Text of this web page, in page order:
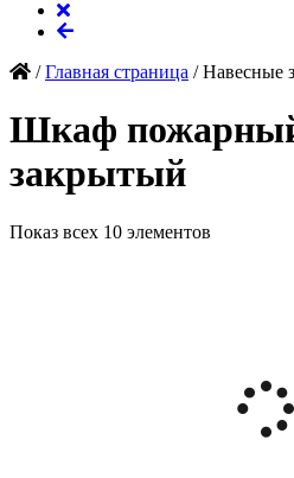
/Главная страница /Навесные
Шкаф
закрытый
Показ всех 10 элементов